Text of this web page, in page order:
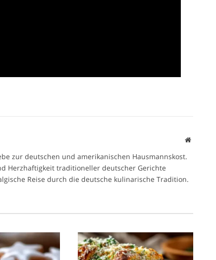
Website
zur deutschen und amerikanischen Hausmannskost.
Herzhaftigkeit traditioneller deutscher Gerichte
Reise durch die deutsche kulinarische Tradition.